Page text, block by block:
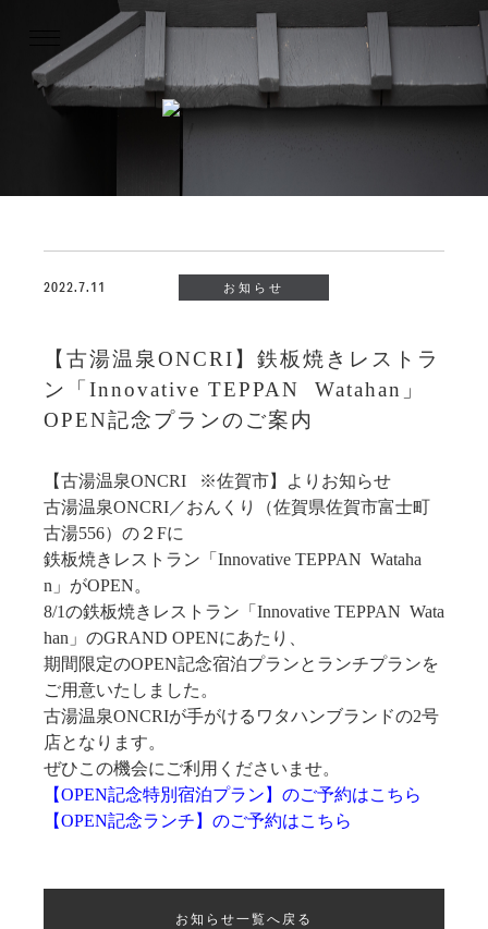
2022.7.11 お知らせ
【古湯温泉ONCRI】鉄板焼きレストラ
ン「Innovative TEPPAN Watahan」
OPEN記念プランのご案内
【古湯温泉ONCRI ※佐賀市】よりお知らせ
古湯温泉ONCRI／おんくり（佐賀県佐賀市富士町
古湯556）の２Fに
鉄板焼きレストラン「Innovative TEPPAN Wataha
n」がOPEN。
8/1の鉄板焼きレストラン「Innovative TEPPAN Wata
han」のGRAND OPENにあたり、
期間限定のOPEN記念宿泊プランとランチプランを
ご用意いたしました。
古湯温泉ONCRIが手がけるワタハンブランドの2号
店となります。
ぜひこの機会にご利用くださいませ。
【OPEN記念特別宿泊プラン】のご予約はこちら
【OPEN記念ランチ】のご予約はこちら
お知らせ一覧へ戻る